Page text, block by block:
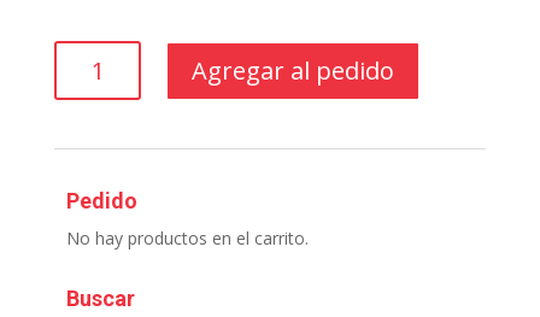
METÁLICO
Agregar al pedido
Pedido
No hay productos en el carrito.
Buscar